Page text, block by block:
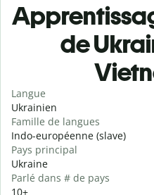
de
Langue
Ukrainien
Famille de langues
Indo-européenne (slave)
Pays principal
Ukraine
Parlé dans # de pays
10+